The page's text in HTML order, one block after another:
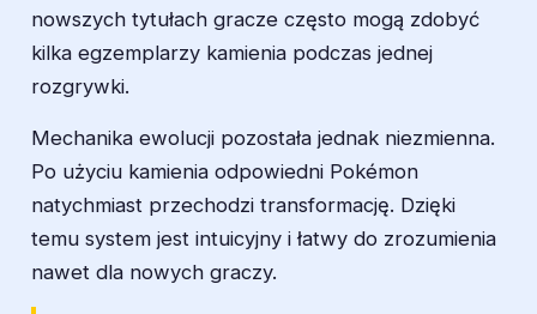
nowszych tytułach gracze często mogą zdobyć
kilka egzemplarzy kamienia podczas jednej
rozgrywki.
Mechanika ewolucji pozostała jednak niezmienna.
Po użyciu kamienia odpowiedni Pokémon
natychmiast przechodzi transformację. Dzięki
temu system jest intuicyjny i łatwy do zrozumienia
nawet dla nowych graczy.